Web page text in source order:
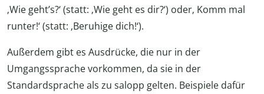
‚Wie geht’s?‘ (statt: ‚Wie geht es dir?‘) oder‚ Komm mal
runter!‘ (statt: ‚Beruhige dich!‘).
Außerdem gibt es Ausdrücke, die nur in der
Umgangssprache vorkommen, da sie in der
Standardsprache als zu salopp gelten. Beispiele dafür